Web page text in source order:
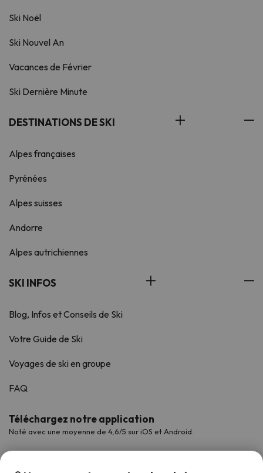
Ski Noël
Ski Nouvel An
Vacances de Février
Ski Dernière Minute
DESTINATIONS DE SKI
Alpes françaises
Pyrénées
Alpes suisses
Andorre
Alpes autrichiennes
SKI INFOS
Blog, Infos et Conseils de Ski
Votre Guide de Ski
Voyages de ski en groupe
FAQ
Téléchargez notre application
Noté avec une moyenne de 4,6/5 sur iOS et Android.